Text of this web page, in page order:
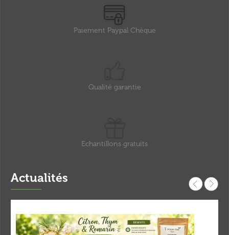
Paiement Paypal Chèque
Qualité garantie
Echantillons gratuits
Actualités